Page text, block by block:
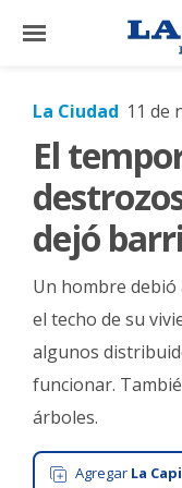
×
El
País
El
Mundo
La
Zona
Cultura
Tecnología
Salud
La Ciudad 11 de
El
dejó
Un hombre
el techo de su
algunos
funcionar.
árboles.
Agregar La